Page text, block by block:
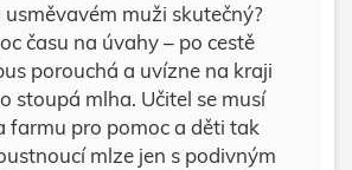
usměvavém muži skutečný?
času na úvahy – po cestě
porouchá a uvízne na kraji
stoupá mlha. Učitel se musí
farmu pro pomoc a děti tak
mlze jen s podivným